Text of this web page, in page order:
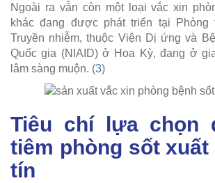
Ngoài ra vẫn còn một loại vắc xin
khác đang được phát triển tại Phòng
Truyền nhiễm, thuộc Viện Dị ứng và
Quốc gia (NIAID) ở Hoa Kỳ, đang ở
lâm sàng muộn. (3)
Tiêu chí lựa chọn
tiêm phòng sốt
tín